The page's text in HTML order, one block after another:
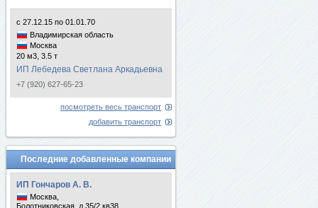
с 27.12.15 по 01.01.70
Владимирская область
Москва
20 м3, 3.5 т
ИП Лебедева Светлана Аркадьевна
+7 (920) 627-65-23
посмотреть весь транспорт
добавить транспорт
Последние добавленные компании
ИП Гончаров А. В.
Москва,
Болотниковская, д 35/2 кв38